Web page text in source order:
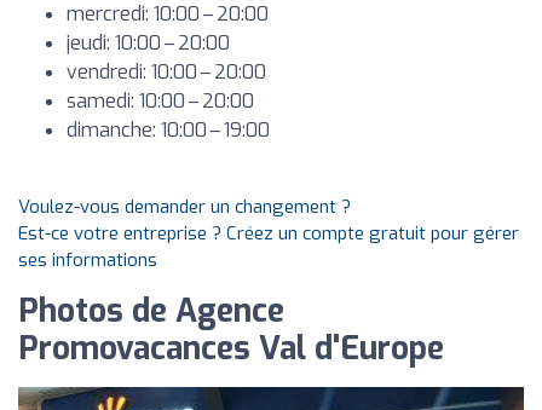
mercredi: 10:00 – 20:00
jeudi: 10:00 – 20:00
vendredi: 10:00 – 20:00
samedi: 10:00 – 20:00
dimanche: 10:00 – 19:00
Voulez-vous demander un changement ?
Est-ce votre entreprise ? Créez un compte gratuit pour gérer
ses informations
Photos de Agence
Promovacances Val d'Europe